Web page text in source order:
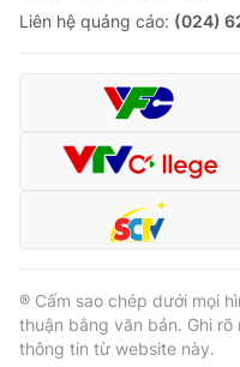
Liên hệ quảng cáo: (024)
® Cấm sao chép dưới mọi
thuận bằng văn bản. Ghi rõ
thông tin từ website này.